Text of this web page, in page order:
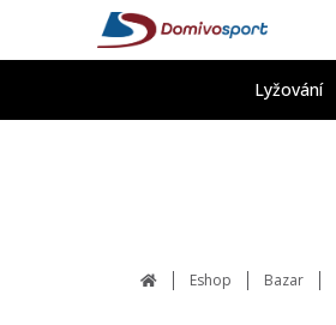
Lyžování
Eshop Bazar